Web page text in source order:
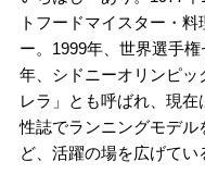
トフードマイスター・
ー。1999年、世界選手
年、シドニーオリンピ
レラ」とも呼ばれ、現
性誌でランニングモデ
ど、活躍の場を広げてい